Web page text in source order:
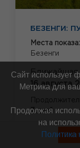
БЕЗЕНГИ:
Места показа:
Безенги
Ближайшая
16 августа
7 дней
Цена за
89 000
Сайт использует
Метрика для
Продолжая
на
Политика